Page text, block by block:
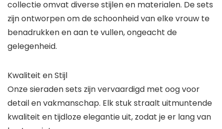
collectie omvat diverse stijlen en materialen. De sets
zijn ontworpen om de schoonheid van elke vrouw te
benadrukken en aan te vullen, ongeacht de
gelegenheid.
Kwaliteit en Stijl
Onze sieraden sets zijn vervaardigd met oog voor
detail en vakmanschap. Elk stuk straalt uitmuntende
kwaliteit en tijdloze elegantie uit, zodat je er lang van